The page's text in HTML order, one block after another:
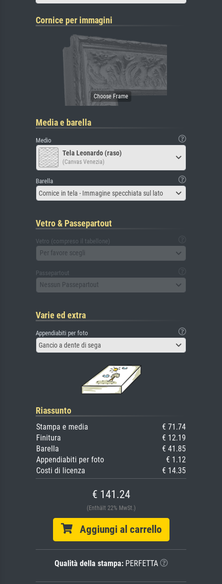
Cornice per immagini
Media e barella
Medio
Tela Leonardo (raso)
(Canvas Venezia)
Barella
Cornice in tela - Immagine specchiata sul lato
Vetro & Passepartout
Vetro (compreso il tabellone)
Per favore scegli
Passepartout
Nessun Passepartout
Varie ed extra
Appendiabiti per foto
Gancio a dente di sega
Riassunto
Stampa e media
€ 71.74
Finitura
€ 12.19
Barella
€ 41.85
Appendiabiti per foto
€ 1.12
Costi di licenza
€ 14.35
€ 141.24
(Enthält 22% MwSt.)
Aggiungi al carrello
Qualità della stampa:PERFETTA